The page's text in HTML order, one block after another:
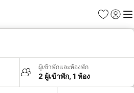
รายการโป
เข้าสู่ร
เมนู
ผู้เข้าพักและห้องพัก
2 ผู้เข้าพัก, 1 ห้อง